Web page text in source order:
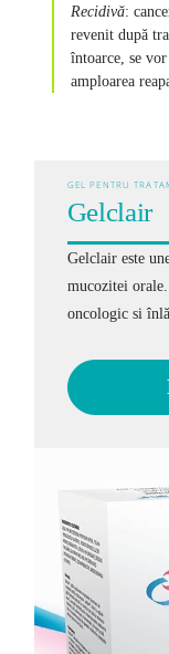
Recidivă:
revenit după
întoarce, se
amploarea
GEL PENTRU
Gelclair
Gelclair este
mucozitei
oncologic si